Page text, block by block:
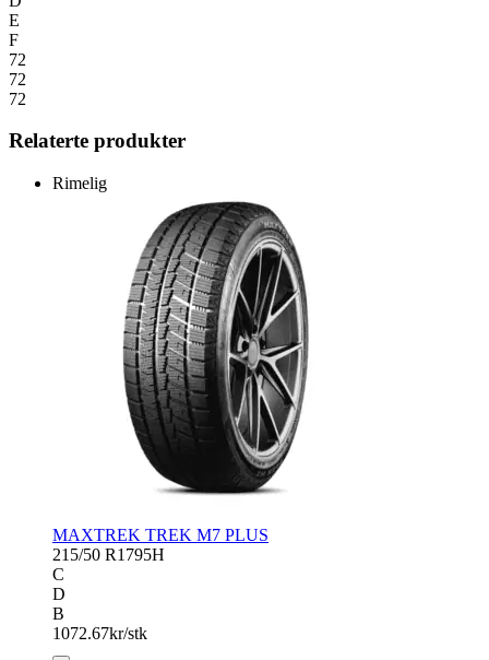
E
F
72
72
72
Relaterte produkter
Rimelig
MAXTREK TREK M7 PLUS
215/50 R1795H
C
D
B
1072.67kr/stk